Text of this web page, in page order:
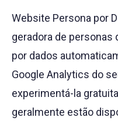
Website Persona por
geradora de personas
por dados
Google Analytics do
experimentá-la
geralmente estão